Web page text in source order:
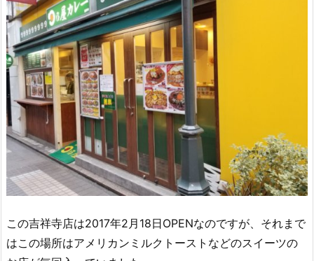
この吉祥寺店は2017年2月18日OPENなのですが、それまで
はこの場所はアメリカンミルクトーストなどのスイーツの